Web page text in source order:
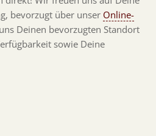
bevorzugt über unser Online-
Deinen bevorzugten Standort
sowie Deine